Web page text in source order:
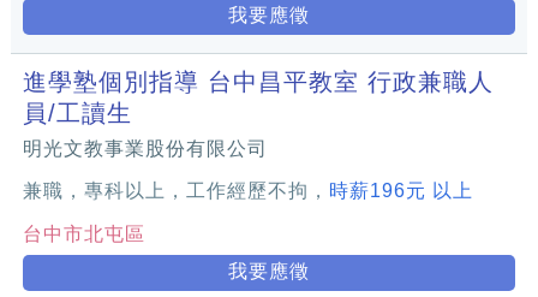
我要應徵
進學塾個別指導 台中昌平教室 行政兼職人
員/工讀生
明光文教事業股份有限公司
兼職，專科以上，工作經歷不拘， 時薪196元 以上
台中市北屯區
我要應徵